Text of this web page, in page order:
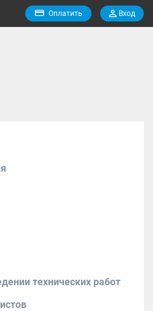
Оплатить Вход
технических работ